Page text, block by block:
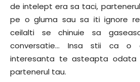
de intelept era sa taci,
pe o gluma sau sa iti ignore
ceilalti se chinuie sa
conversatie… Insa stii ca o
interesanta te asteapta odata
partenerul tau.